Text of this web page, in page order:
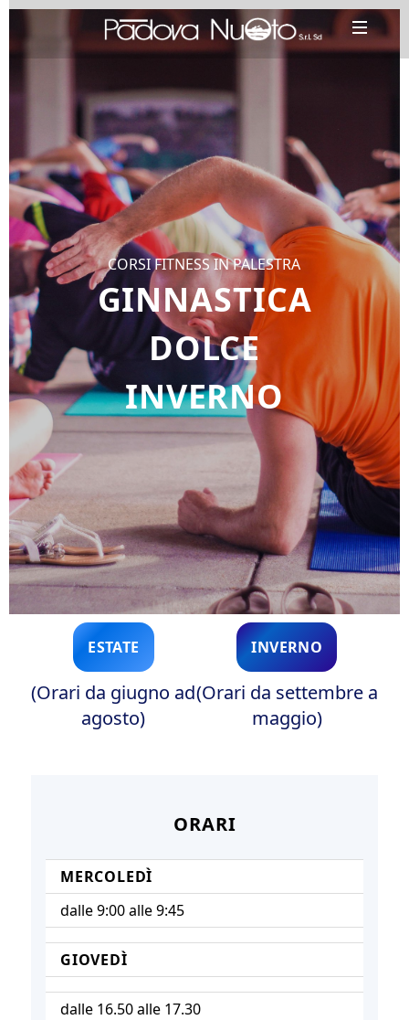
CORSI FITNESS IN PALESTRA
GINNASTICA
DOLCE
INVERNO
ESTATE
(Orari da giugno ad
agosto)
INVERNO
(Orari da settembre a
maggio)
ORARI
MERCOLEDÌ
dalle 9:00 alle 9:45
GIOVEDÌ
dalle 16.50 alle 17.30